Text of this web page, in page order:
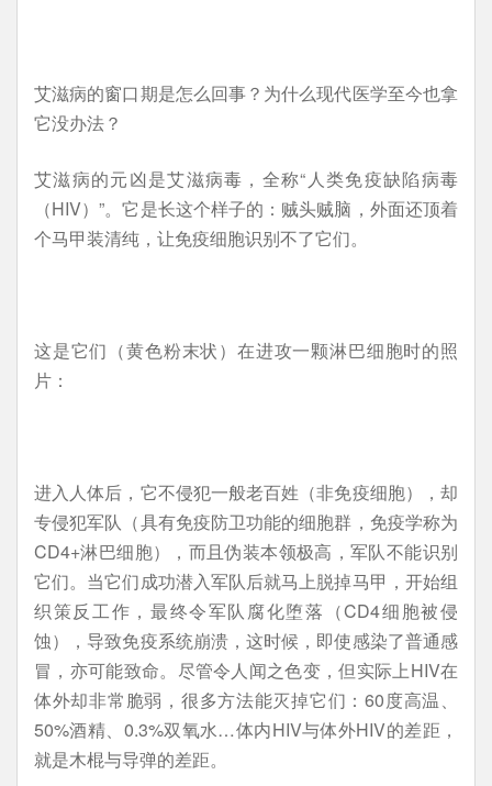
艾滋病的窗口期是怎么回事？为什么现代医学至今也拿
它没办法？
艾滋病的元凶是艾滋病毒，全称“人类免疫缺陷病毒
（HIV）”。它是长这个样子的：贼头贼脑，外面还顶着
个马甲装清纯，让免疫细胞识别不了它们。
这是它们（黄色粉末状）在进攻一颗淋巴细胞时的照
片：
进入人体后，它不侵犯一般老百姓（非免疫细胞），却
专侵犯军队（具有免疫防卫功能的细胞群，免疫学称为
CD4+淋巴细胞），而且伪装本领极高，军队不能识别
它们。当它们成功潜入军队后就马上脱掉马甲，开始组
织策反工作，最终令军队腐化堕落（CD4细胞被侵
蚀），导致免疫系统崩溃，这时候，即使感染了普通感
冒，亦可能致命。尽管令人闻之色变，但实际上HIV在
体外却非常脆弱，很多方法能灭掉它们：60度高温、
50%酒精、0.3%双氧水…体内HIV与体外HIV的差距，
就是木棍与导弹的差距。